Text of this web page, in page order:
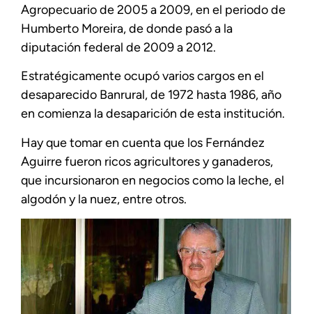
Agropecuario de 2005 a 2009, en el periodo de
Humberto Moreira, de donde pasó a la
diputación federal de 2009 a 2012.
Estratégicamente ocupó varios cargos en el
desaparecido Banrural, de 1972 hasta 1986, año
en comienza la desaparición de esta institución.
Hay que tomar en cuenta que los Fernández
Aguirre fueron ricos agricultores y ganaderos,
que incursionaron en negocios como la leche, el
algodón y la nuez, entre otros.